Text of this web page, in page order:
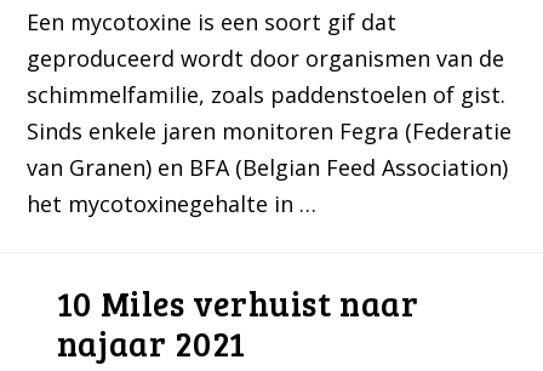
Een mycotoxine is een soort gif dat
geproduceerd wordt door organismen van de
schimmelfamilie, zoals paddenstoelen of gist.
Sinds enkele jaren monitoren Fegra (Federatie
van Granen) en BFA (Belgian Feed Association)
het mycotoxinegehalte in …
10 Miles verhuist naar
najaar 2021